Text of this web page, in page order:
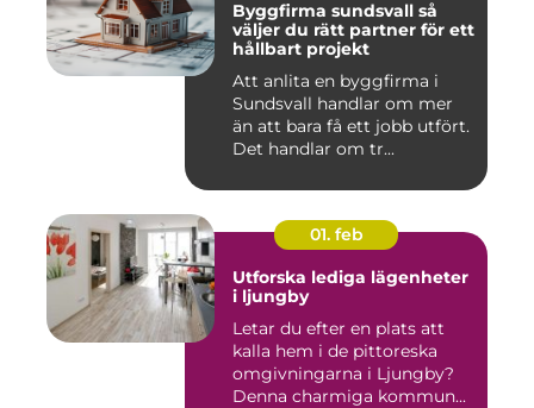
Byggfirma sundsvall så
väljer du rätt partner för ett
hållbart projekt
Att anlita en byggfirma i
Sundsvall handlar om mer
än att bara få ett jobb utfört.
Det handlar om tr...
01. feb
Utforska lediga lägenheter
i ljungby
Letar du efter en plats att
kalla hem i de pittoreska
omgivningarna i Ljungby?
Denna charmiga kommun...